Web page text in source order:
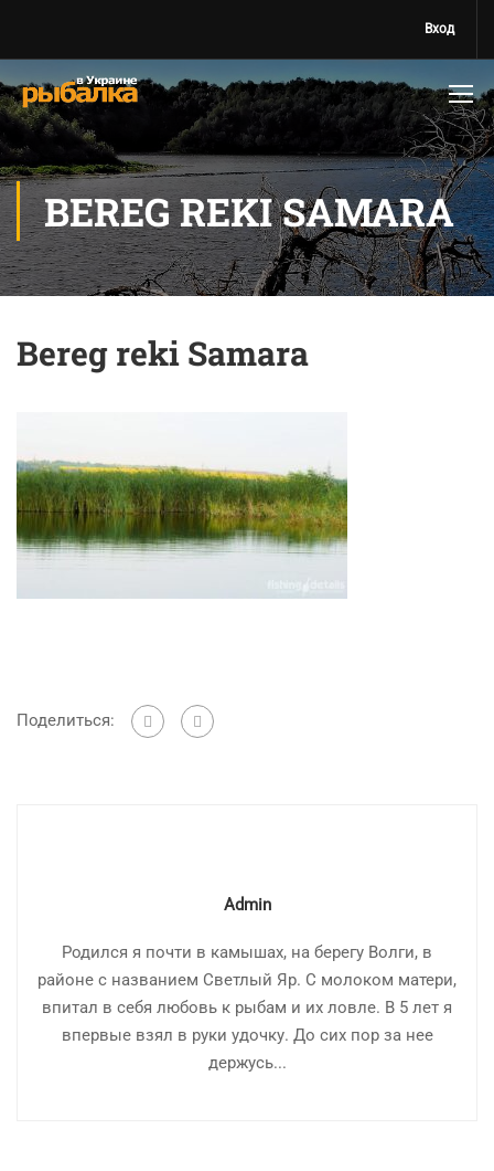
Вход
BEREG REKI SAMARA
Bereg reki Samara
Поделиться:
Admin
Родился я почти в камышах, на берегу Волги, в
районе с названием Светлый Яр. С молоком матери,
впитал в себя любовь к рыбам и их ловле. В 5 лет я
впервые взял в руки удочку. До сих пор за нее
держусь...